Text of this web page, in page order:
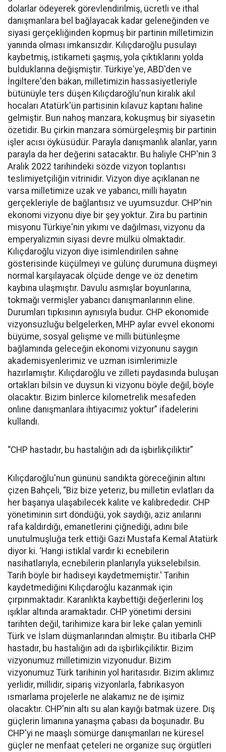
dolarlar ödeyerek görevlendirilmiş, ücretli ve ithal
danışmanlara bel bağlayacak kadar geleneğinden ve
siyasi gerçekliğinden kopmuş bir partinin milletimizin
yanında olması imkansızdır. Kılıçdaroğlu pusulayı
kaybetmiş, istikameti şaşmış, yola çıktıklarını yolda
bulduklarına değişmiştir. Türkiye'ye, ABD'den ve
İngiltere'den bakan, milletimizin hassasiyetleriyle
bütünüyle ters düşen Kılıçdaroğlu'nun kiralık akıl
hocaları Atatürk'ün partisinin kılavuz kaptanı haline
gelmiştir. Bun nahoş manzara, kokuşmuş bir siyasetin
özetidir. Bu çirkin manzara sömürgeleşmiş bir partinin
işler acısı öyküsüdür. Parayla danışmanlık alanlar, yarın
parayla da her değerini satacaktır. Bu haliyle CHP'nin 3
Aralık 2022 tarihindeki sözde vizyon toplantısı
teslimiyetçiliğin vitrinidir. Vizyon diye açıklanan ne
varsa milletimize uzak ve yabancı, milli hayatın
gerçekleriyle de bağlantısız ve uyumsuzdur. CHP'nin
ekonomi vizyonu diye bir şey yoktur. Zira bu partinin
misyonu Türkiye'nin yıkımı ve dağılması, vizyonu da
emperyalizmin siyasi devre mülkü olmaktadır.
Kılıçdaroğlu vizyon diye isimlendirilen sahne
gösterisinde küçülmeyi ve gülünç durumuna düşmeyi
normal karşılayacak ölçüde denge ve öz denetim
kaybına ulaşmıştır. Davulu asmışlar boyunlarına,
tokmağı vermişler yabancı danışmanlarının eline.
Durumları tıpkısının aynısıyla budur. CHP ekonomide
vizyonsuzluğu belgelerken, MHP aylar evvel ekonomi
büyüme, sosyal gelişme ve milli bütünleşme
bağlamında geleceğin ekonomi vizyonunu saygın
akademisyenlerimiz ve uzman isimlerimizle
hazırlamıştır. Kılıçdaroğlu ve zilleti paydasında buluşan
ortakları bilsin ve duysun ki vizyonu böyle değil, böyle
olacaktır. Bizim binlerce kilometrelik mesafeden
online danışmanlara ihtiyacımız yoktur” ifadelerini
kullandı.
“CHP hastadır, bu hastalığın adı da işbirlikçiliktir”
Kılıçdaroğlu'nun gününü sandıkta göreceğinin altını
çizen Bahçeli, “Biz bize yeteriz, bu milletin evlatları da
her başarıya ulaşabilecek kalite ve kalibrededir. CHP
yönetiminin sırt döndüğü, yok saydığı, aziz anılarını
rafa kaldırdığı, emanetlerini çiğnediği, adını bile
unutulmuşluğa terk ettiği Gazi Mustafa Kemal Atatürk
diyor ki. ‘Hangi istiklal vardır ki ecnebilerin
nasihatlarıyla, ecnebilerin planlarıyla yükselebilsin.
Tarih böyle bir hadiseyi kaydetmemiştir.' Tarihin
kaydetmediğini Kılıçdaroğlu kazanmak için
çırpınmaktadır. Karanlıkta kaybettiği değerlerini loş
ışıklar altında aramaktadır. CHP yönetimi dersini
tarihten değil, tarihimize kara bir leke çalan yeminli
Türk ve İslam düşmanlarından almıştır. Bu itibarla CHP
hastadır, bu hastalığın adı da işbirlikçiliktir. Bizim
vizyonumuz milletimizin vizyonudur. Bizim
vizyonumuz Türk tarihinin yol haritasıdır. Bizim aklımız
yerlidir, millidir, sipariş vizyonlarla, fabrikasyon
ısmarlama projelerle ne alakamız ne de işimiz
olacaktır. CHP'nin altı su alan kayığı batmak üzere. Dış
güçlerin limanına yanaşma çabası da boşunadır. Bu
CHP'yi ne maaşlı sömürge danışmanları ne küresel
güçler ne menfaat çeteleri ne organize suç örgütleri